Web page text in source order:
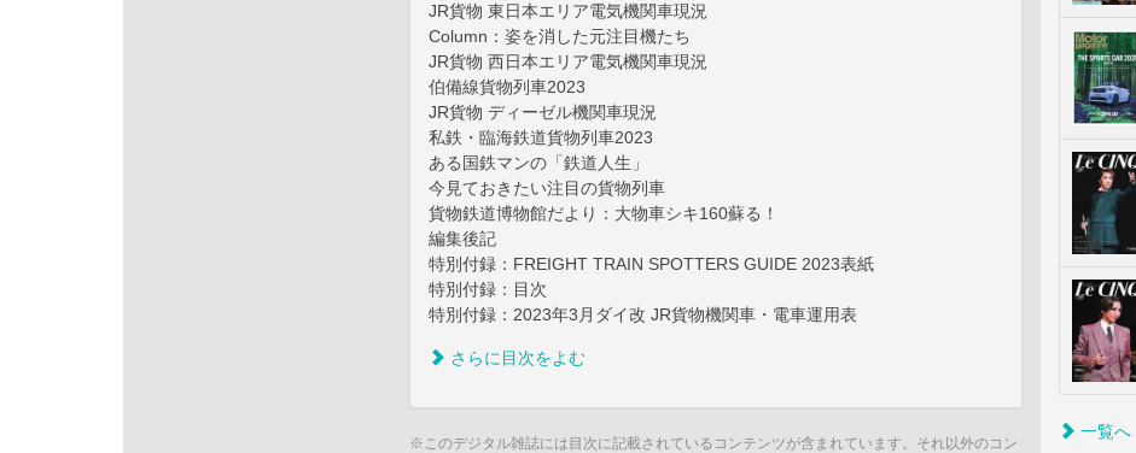
JR貨物 東日本エリア電気機関車現況
Column：姿を消した元注目機たち
JR貨物 西日本エリア電気機関車現況
伯備線貨物列車2023
JR貨物 ディーゼル機関車現況
私鉄・臨海鉄道貨物列車2023
ある国鉄マンの「鉄道人生」
今見ておきたい注目の貨物列車
貨物鉄道博物館だより：大物車シキ160蘇る！
編集後記
特別付録：FREIGHT TRAIN SPOTTERS GUIDE 2023表紙
特別付録：目次
特別付録：2023年3月ダイ改 JR貨物機関車・電車運用表
さらに目次をよむ
※このデジタル雑誌には目次に記載されているコンテンツが含まれています。それ以外のコン
一覧へ